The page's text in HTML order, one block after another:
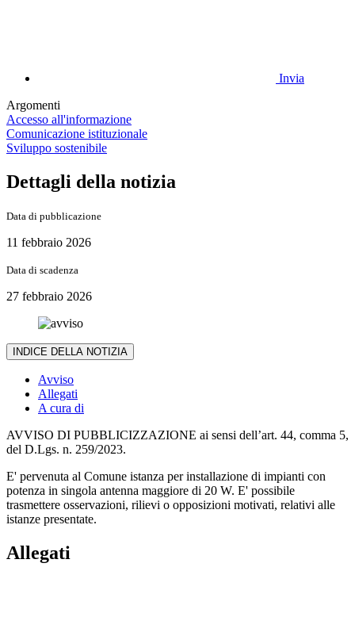
Invia
Argomenti
Accesso all'informazione
Comunicazione istituzionale
Sviluppo sostenibile
Dettagli della notizia
Data di pubblicazione
11 febbraio 2026
Data di scadenza
27 febbraio 2026
INDICE DELLA NOTIZIA
Avviso
Allegati
A cura di
AVVISO DI PUBBLICIZZAZIONE ai sensi dell’art. 44, comma 5,
del D.Lgs. n. 259/2023.
E' pervenuta al Comune istanza per installazione di impianti con
potenza in singola antenna maggiore di 20 W. E' possibile
trasmettere osservazioni, rilievi o opposizioni motivati, relativi alle
istanze presentate.
Allegati